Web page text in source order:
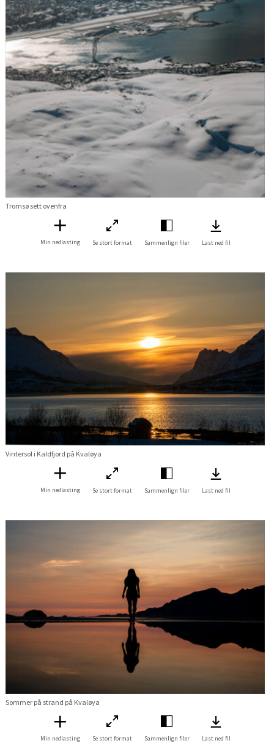
Tromsø sett ovenfra
Min nedlasting Se stort format Sammenlign filer Last ned fil
Vintersol i Kaldfjord på Kvaløya
Min nedlasting Se stort format Sammenlign filer Last ned fil
Sommer på strand på Kvaløya
Min nedlasting Se stort format Sammenlign filer Last ned fil